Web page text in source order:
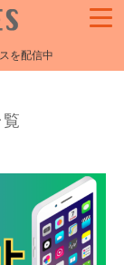
を配信中